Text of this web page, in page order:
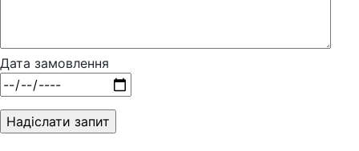
Дата замовлення